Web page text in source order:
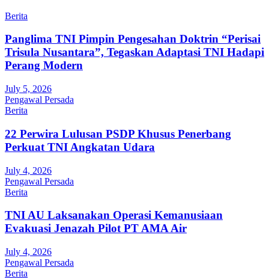
Berita
Panglima TNI Pimpin Pengesahan Doktrin “Perisai
Trisula Nusantara”, Tegaskan Adaptasi TNI Hadapi
Perang Modern
July 5, 2026
Pengawal Persada
Berita
22 Perwira Lulusan PSDP Khusus Penerbang
Perkuat TNI Angkatan Udara
July 4, 2026
Pengawal Persada
Berita
TNI AU Laksanakan Operasi Kemanusiaan
Evakuasi Jenazah Pilot PT AMA Air
July 4, 2026
Pengawal Persada
Berita